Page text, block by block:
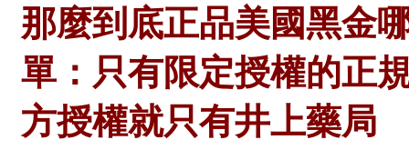
那麼到底正品美國黑金
單：只有限定授權的正
方授權就只有井上藥局